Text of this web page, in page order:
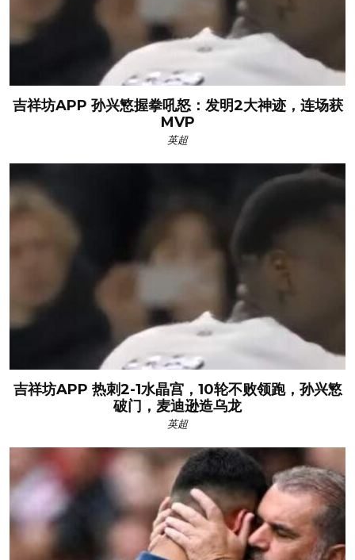
吉祥坊APP 孙兴慜握拳吼怒：发明2大神迹，连场获
MVP
英超
吉祥坊APP 热刺2-1水晶宫，10轮不败领跑，孙兴慜
破门，麦迪逊造乌龙
英超